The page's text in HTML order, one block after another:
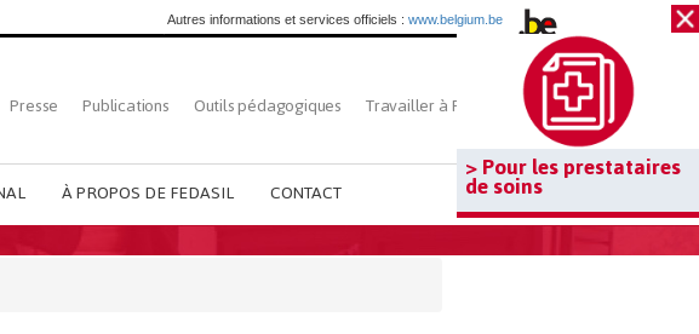
> Pour les prestataires
de soins
Autres informations et services officiels : www.belgium.be
Presse Publications Outils pédagogiques Travailler à Fedasil Rechercher
À PROPOS DE FEDASIL CONTACT